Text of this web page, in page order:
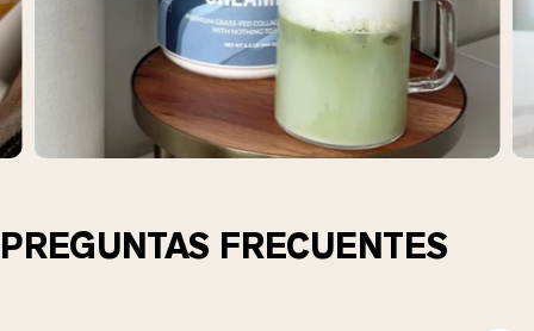
PREGUNTAS FRECUENTES